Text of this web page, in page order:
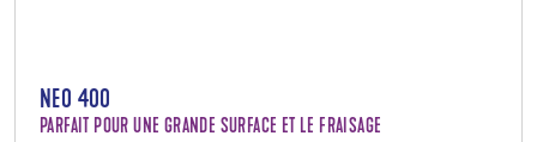
NEO 400
PARFAIT POUR UNE GRANDE SURFACE ET LE FRAISAGE